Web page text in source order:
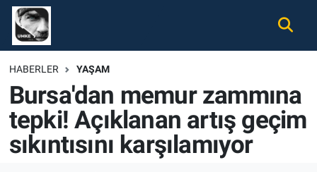
HABERLER YAŞAM
Bursa'dan memur zammına
tepki! Açıklanan artış geçim
sıkıntısını karşılamıyor
Gündem
Ekonomi
Spor
Nöbetçi Eczaneler
Hava Durumu
Namaz Vakitleri